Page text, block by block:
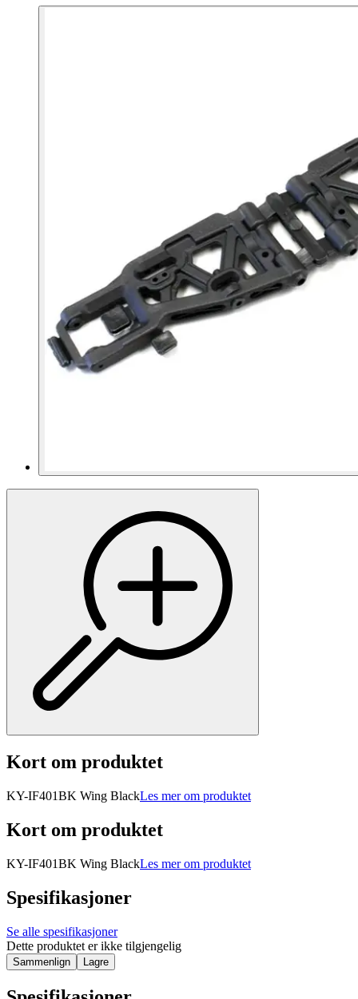
Kort om produktet
KY-IF401BK Wing BlackLes mer om produktet
Kort om produktet
KY-IF401BK Wing BlackLes mer om produktet
Spesifikasjoner
Se alle spesifikasjoner
Dette produktet er ikke tilgjengelig
Sammenlign Lagre